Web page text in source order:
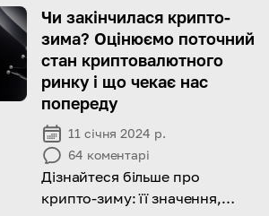
легкого здійснення платежів.
Чи закінчилася крипто-
зима? Оцінюємо поточний
стан криптовалютного
ринку і що чекає нас
попереду
11 січня 2024 р.
64 коментарі
Дізнайтеся більше про
крипто-зиму: її значення,